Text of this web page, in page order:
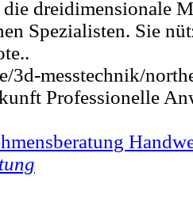
dreidimensionale
Spezialisten. Sie
3d-messtechnik/
Professionelle